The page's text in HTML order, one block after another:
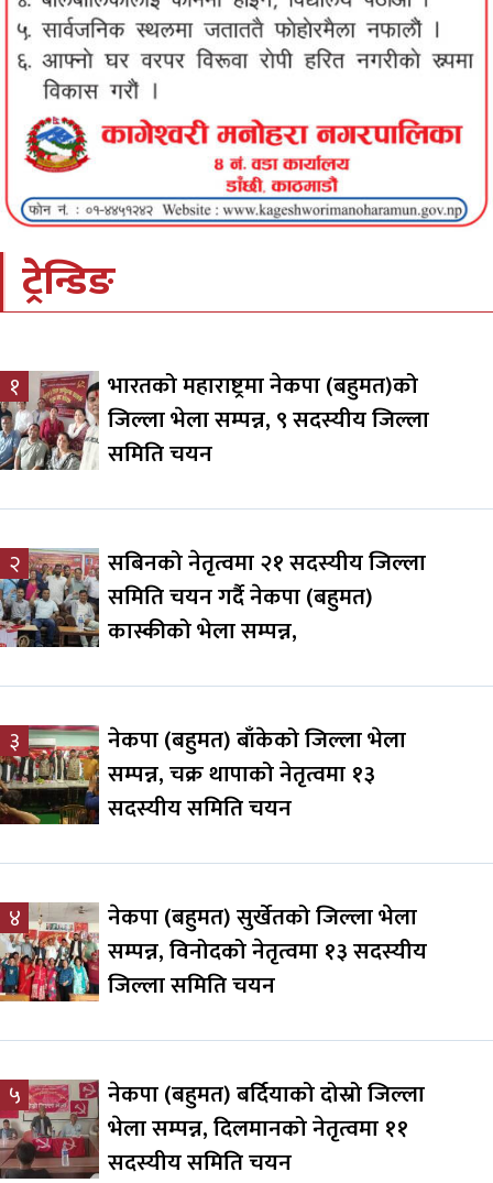
ट्रेन्डिङ
१
भारतको महाराष्ट्रमा नेकपा (बहुमत)को
जिल्ला भेला सम्पन्न, ९ सदस्यीय जिल्ला
समिति चयन
२
सबिनको नेतृत्वमा २१ सदस्यीय जिल्ला
समिति चयन गर्दै नेकपा (बहुमत)
कास्कीको भेला सम्पन्न,
३
नेकपा (बहुमत) बाँकेको जिल्ला भेला
सम्पन्न, चक्र थापाको नेतृत्वमा १३
सदस्यीय समिति चयन
४
नेकपा (बहुमत) सुर्खेतको जिल्ला भेला
सम्पन्न, विनोदको नेतृत्वमा १३ सदस्यीय
जिल्ला समिति चयन
५
नेकपा (बहुमत) बर्दियाको दोस्रो जिल्ला
भेला सम्पन्न, दिलमानको नेतृत्वमा ११
सदस्यीय समिति चयन